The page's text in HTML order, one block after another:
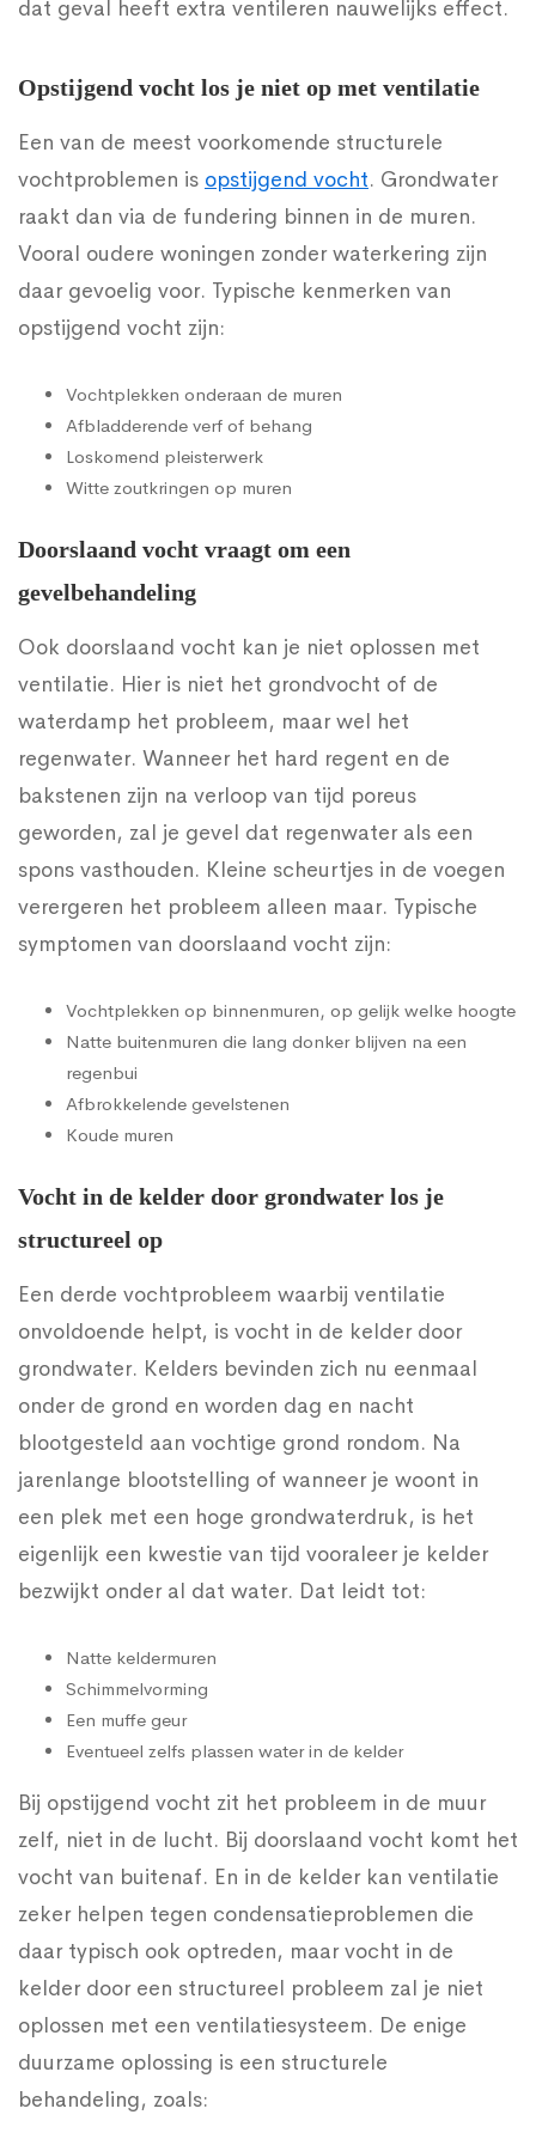
dat geval heeft extra ventileren nauwelijks effect.
Opstijgend vocht los je niet op met ventilatie
Een van de meest voorkomende structurele
vochtproblemen is opstijgend vocht. Grondwater
raakt dan via de fundering binnen in de muren.
Vooral oudere woningen zonder waterkering zijn
daar gevoelig voor. Typische kenmerken van
opstijgend vocht zijn:
Vochtplekken onderaan de muren
Afbladderende verf of behang
Loskomend pleisterwerk
Witte zoutkringen op muren
Doorslaand vocht vraagt om een
gevelbehandeling
Ook doorslaand vocht kan je niet oplossen met
ventilatie. Hier is niet het grondvocht of de
waterdamp het probleem, maar wel het
regenwater. Wanneer het hard regent en de
bakstenen zijn na verloop van tijd poreus
geworden, zal je gevel dat regenwater als een
spons vasthouden. Kleine scheurtjes in de voegen
verergeren het probleem alleen maar. Typische
symptomen van doorslaand vocht zijn:
Vochtplekken op binnenmuren, op gelijk welke hoogte
Natte buitenmuren die lang donker blijven na een
regenbui
Afbrokkelende gevelstenen
Koude muren
Vocht in de kelder door grondwater los je
structureel op
Een derde vochtprobleem waarbij ventilatie
onvoldoende helpt, is vocht in de kelder door
grondwater. Kelders bevinden zich nu eenmaal
onder de grond en worden dag en nacht
blootgesteld aan vochtige grond rondom. Na
jarenlange blootstelling of wanneer je woont in
een plek met een hoge grondwaterdruk, is het
eigenlijk een kwestie van tijd vooraleer je kelder
bezwijkt onder al dat water. Dat leidt tot:
Natte keldermuren
Schimmelvorming
Een muffe geur
Eventueel zelfs plassen water in de kelder
Bij opstijgend vocht zit het probleem in de muur
zelf, niet in de lucht. Bij doorslaand vocht komt het
vocht van buitenaf. En in de kelder kan ventilatie
zeker helpen tegen condensatieproblemen die
daar typisch ook optreden, maar vocht in de
kelder door een structureel probleem zal je niet
oplossen met een ventilatiesysteem. De enige
duurzame oplossing is een structurele
behandeling, zoals: